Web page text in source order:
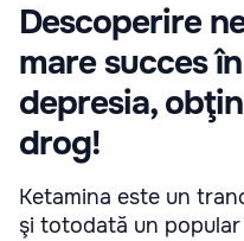
Descoperire
mare succes
depresia,
drog!
Ketamina este un
şi totodată un